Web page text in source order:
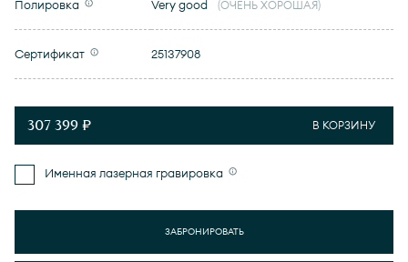
Полировка Very good (ОЧЕНЬ ХОРОШАЯ)
Сертификат 25137908
307 399 ₽ В КОРЗИНУ
Именная лазерная гравировка
ЗАБРОНИРОВАТЬ